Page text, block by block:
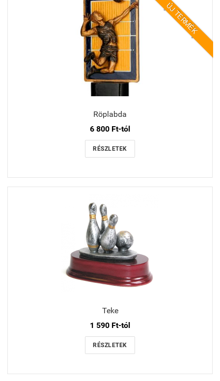
ÚJ TERMÉK
Röplabda
6 800 Ft-tól
RÉSZLETEK
Teke
1 590 Ft-tól
RÉSZLETEK